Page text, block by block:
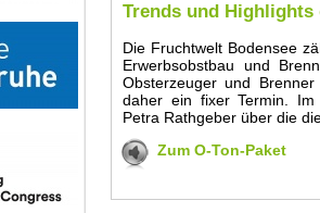
Trends und Highlights
Die Fruchtwelt Bodensee
Erwerbsobstbau und
Obsterzeuger und
daher ein fixer Termin. Im
Petra Rathgeber über die
Zum O-Ton-Paket